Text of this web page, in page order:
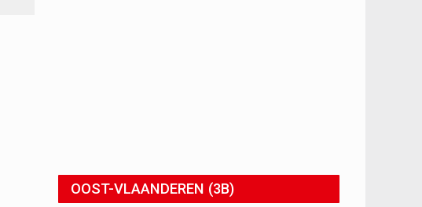
OOST-VLAANDEREN (3B)